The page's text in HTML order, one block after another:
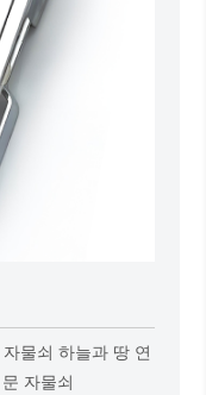
물쇠 하늘과 땅 연
자물쇠